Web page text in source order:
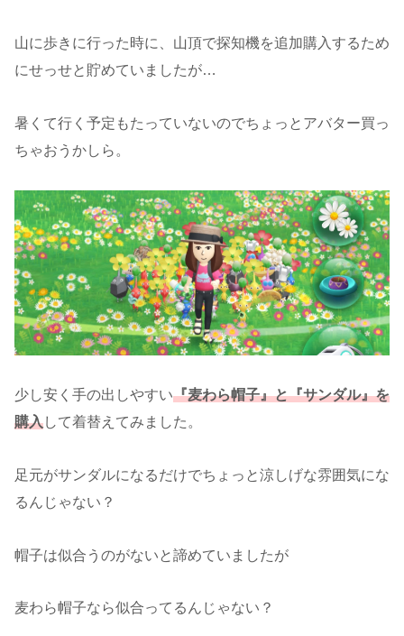
山に歩きに行った時に、山頂で探知機を追加購入するため
にせっせと貯めていましたが…
暑くて行く予定もたっていないのでちょっとアバター買っ
ちゃおうかしら。
少し安く手の出しやすい『麦わら帽子』と『サンダル』を
購入して着替えてみました。
足元がサンダルになるだけでちょっと涼しげな雰囲気にな
るんじゃない？
帽子は似合うのがないと諦めていましたが
麦わら帽子なら似合ってるんじゃない？